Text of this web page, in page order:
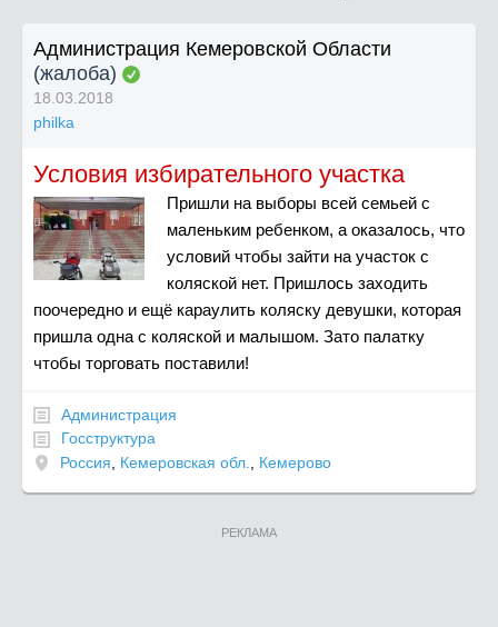
Администрация Кемеровской Области
(жалоба)
18.03.2018
philka
Условия избирательного участка
Пришли на выборы всей семьей с
маленьким ребенком, а оказалось, что
условий чтобы зайти на участок с
коляской нет. Пришлось заходить
поочередно и ещё караулить коляску девушки, которая
пришла одна с коляской и малышом. Зато палатку
чтобы торговать поставили!
Администрация
Госструктура
Россия
Кемеровская обл. Кемерово
РЕКЛАМА